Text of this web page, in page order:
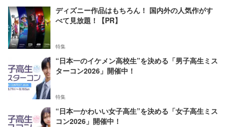
ディズニー作品はもちろん！ 国内外の人気作がす
べて見放題！【PR】
特集
“日本一のイケメン高校生”を決める「男子高生ミス
ターコン2026」開催中！
特集
“日本一かわいい女子高生”を決める「女子高生ミス
コン2026」開催中！